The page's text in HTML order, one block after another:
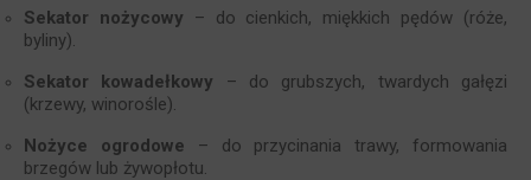
Sekator nożycowy – do cienkich, miękkich pędów (róże,
byliny).
Sekator kowadełkowy – do grubszych, twardych gałęzi
(krzewy, winorośle).
Nożyce ogrodowe – do przycinania trawy, formowania
brzegów lub żywopłotu.